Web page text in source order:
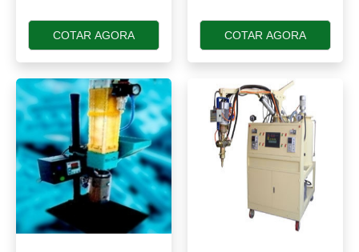
COTAR AGORA COTAR AGORA